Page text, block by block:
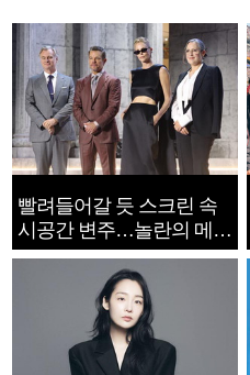
빨려들어갈 듯 스크린 속
시공간 변주…놀란의 메시
지는 ‘전쟁 속죄’